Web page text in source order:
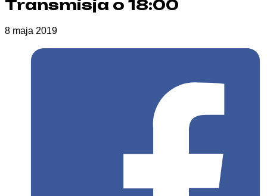
Transmisja o 18:00
8 maja 2019